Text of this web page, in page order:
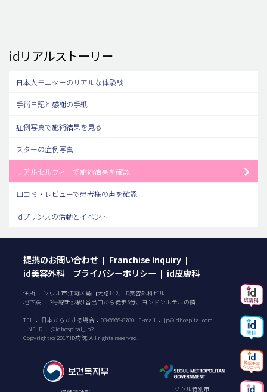
idリアルストーリー
日本人モニターのリアルな体験談
手術日記と感謝の手紙
症例写真で施術結果を見る
スターの症例写真
リアルセルフィーで施術結果を確認
口コミ・レビューで患者様の声を確認
idプリンスの活動とイベント
提携のお問い合わせ Franchise Inquiry
id美容外科 プライバシーポリシー id皮膚科
住所 ： ソウル市江南区島山大路142、ID美容外科ビル
地下鉄 ： 3号線新沙駅1番出口から徒歩5分、ヨンドンホテルの隣
TEL ： 日本からかける場合： 03-6868-8780 | E-mail ： jp@idhospital.com
LINE ID ： @idhospital_jp2
Copyright(c) 2017 ID病院. All rights reserved.
ソウル特別市